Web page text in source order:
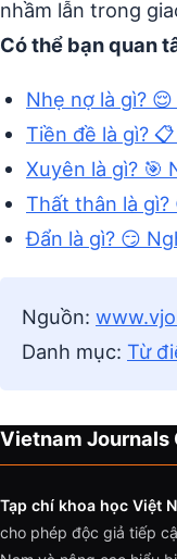
nhầm lẫn trong
Có thể bạn quan
Nhẹ nợ là gì?
Tiền đề là gì?
Xuyên là gì? 🎯
Thất thân là
Đẩn là gì? 😏
Nguồn:
Danh mục: Từ
Vietnam Journals
Tạp chí khoa học Việt
cho phép độc giả tiếp